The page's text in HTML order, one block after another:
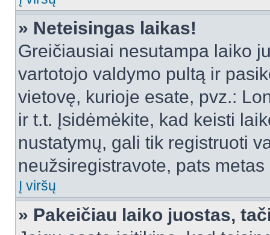
» Neteisingas laikas!
Greičiausiai nesutampa laiko
vartotojo valdymo pultą ir
vietovę, kurioje esate, pvz.:
ir t.t. Įsidėmėkite, kad keisti
nustatymų, gali tik registruoti
neužsiregistravote, pats
Į viršų
» Pakeičiau laiko juostas,